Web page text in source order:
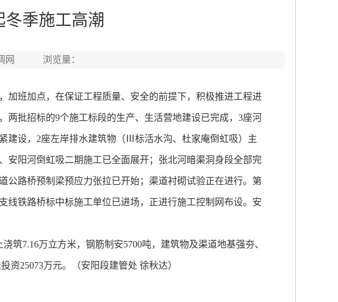
季施工高潮
调网 浏览量：
班加点，在保证工程质量、安全的前提下，积极推进工程进
批招标的9个施工标段的生产、生活营地建设已完成，3座河
建设，2座左岸排水建筑物（Ⅲ标活水沟、杜家庵倒虹吸）主
阳河倒虹吸二期施工已全面展开；张北河暗渠洞身段全部完
路桥预制梁预应力张拉已开始；渠道衬砌试验正在进行。第
铁路桥标中标施工单位已进场，正进行施工控制网布设。安
7.16万立方米，钢筋制安5700吨，建筑物及渠道地基强夯、
资25073万元。（安阳段建管处 徐秋达）